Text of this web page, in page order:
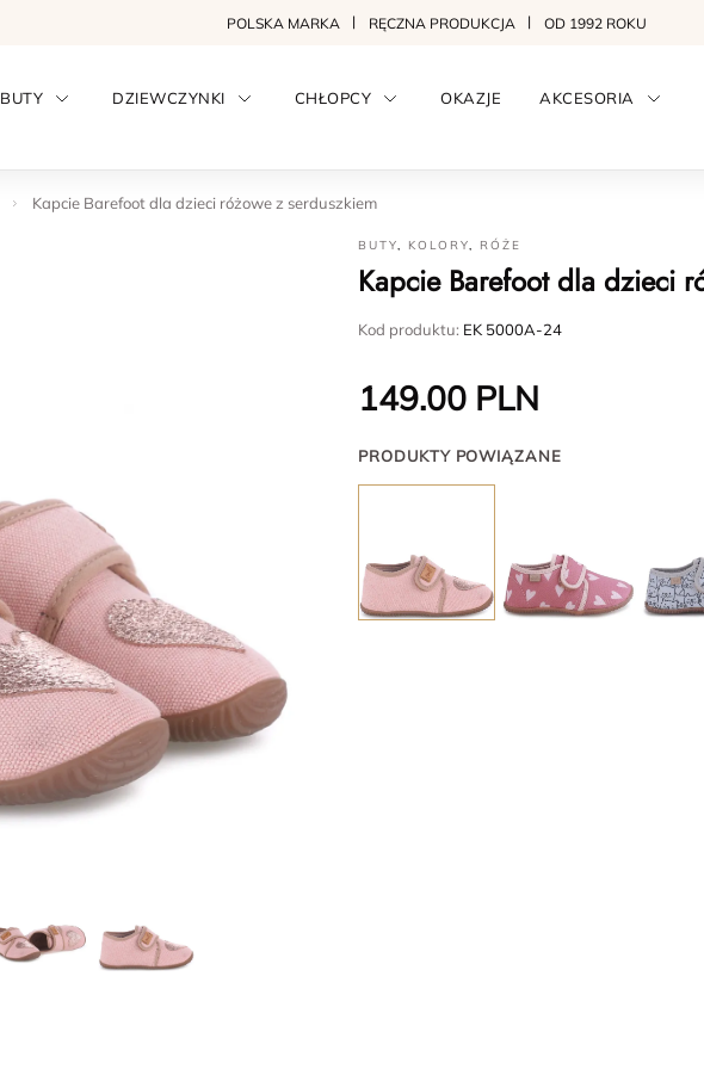
POLSKA MARKA RĘCZNA PRODUKCJA OD 1992 ROKU
BUTY DZIEWCZYNKI CHŁOPCY OKAZJE AKCESORIA
Kapcie Barefoot dla dzieci różowe z serduszkiem
BUTY, KOLORY, RÓŻE
Kapcie Barefoot dla dzieci
Kod produktu: EK 5000A-24
149.00 PLN
PRODUKTY POWIĄZANE